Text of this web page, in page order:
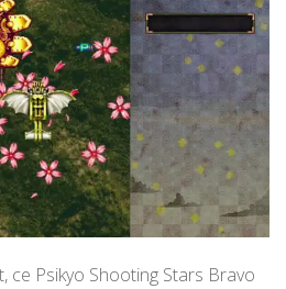
ce Psikyo Shooting Stars Bravo